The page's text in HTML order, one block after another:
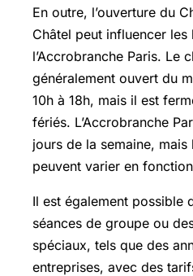
En outre, l’ouverture du
Châtel peut influencer les
l’Accrobranche Paris. Le
généralement ouvert du
10h à 18h, mais il est
fériés. L’Accrobranche
jours de la semaine, mais
peuvent varier en
Il est également possible
séances de groupe ou
spéciaux, tels que des
entreprises, avec des